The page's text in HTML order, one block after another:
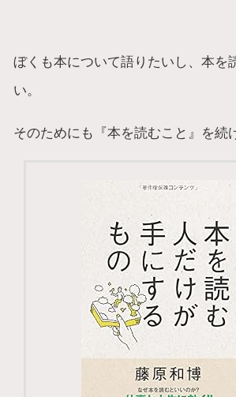
ぼくも本について語りたいし、本を
い。
そのためにも『本を読むこと』を続